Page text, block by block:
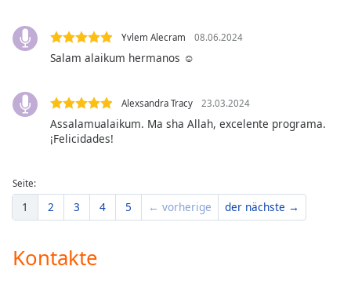
will
cancel
the
window.
Opacity
Text
Yvlem Alecram 08.06.2024
Salam alaikum hermanos ☺️
Alexsandra Tracy 23.03.2024
Assalamualaikum. Ma sha Allah, excelente programa.
¡Felicidades!
Seite:
1 2 3 4 5 ← vorherige der nächste →
Kontakte